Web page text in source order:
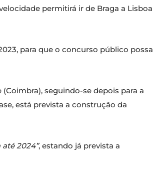
permitirá ir de Braga a Lisboa
para que o concurso público possa
seguindo-se depois para a
está prevista a construção da
2024”, estando já prevista a